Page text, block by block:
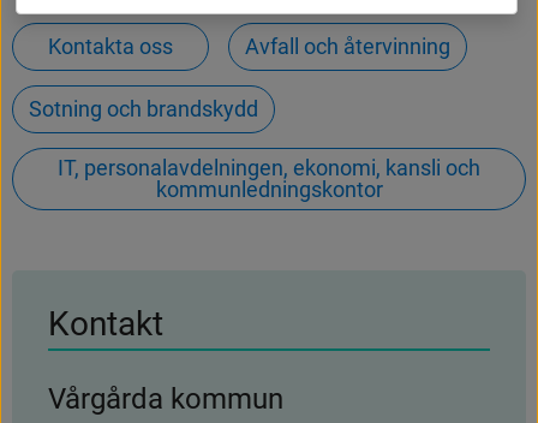
Kontakta oss Avfall och återvinning
Sotning och brandskydd
IT, personalavdelningen, ekonomi, kansli och
kommunledningskontor
Kontakt
Vårgårda kommun